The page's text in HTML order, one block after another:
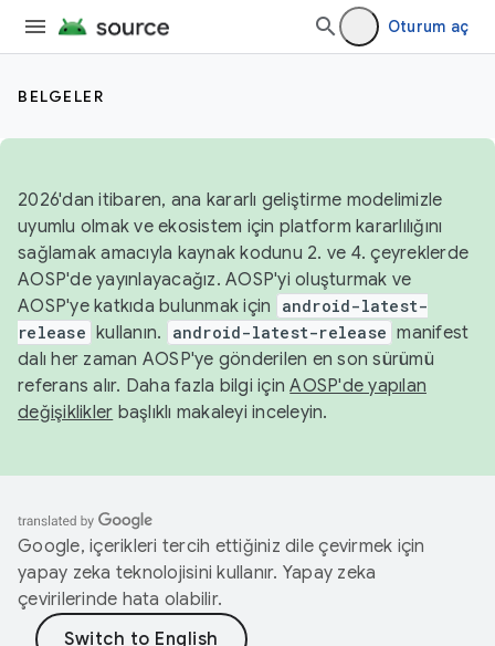
Oturum aç
BELGELER
2026'dan itibaren, ana kararlı geliştirme modelimizle
uyumlu olmak ve ekosistem için platform kararlılığını
sağlamak amacıyla kaynak kodunu 2. ve 4. çeyreklerde
AOSP'de yayınlayacağız. AOSP'yi oluşturmak ve
AOSP'ye katkıda bulunmak için
android-latest-
release kullanın. android-latest-release manifest
dalı her zaman AOSP'ye gönderilen en son sürümü
referans alır. Daha fazla bilgi içinAOSP'de yapılan
değişiklikler başlıklı makaleyi inceleyin.
Google, içerikleri tercih ettiğiniz dile çevirmek için
yapay zeka teknolojisini kullanır. Yapay zeka
çevirilerinde hata olabilir.